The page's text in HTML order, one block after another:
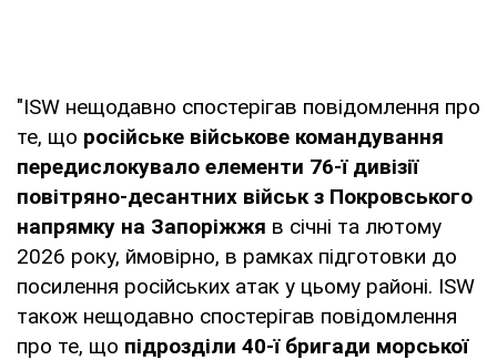
"ISW нещодавно спостерігав повідомлення про
те, що російське військове командування
передислокувало елементи 76-ї дивізії
повітряно-десантних військ з Покровського
напрямку на Запоріжжя в січні та лютому
2026 року, ймовірно, в рамках підготовки до
посилення російських атак у цьому районі. ISW
також нещодавно спостерігав повідомлення
про те, що підрозділи 40-ї бригади морської